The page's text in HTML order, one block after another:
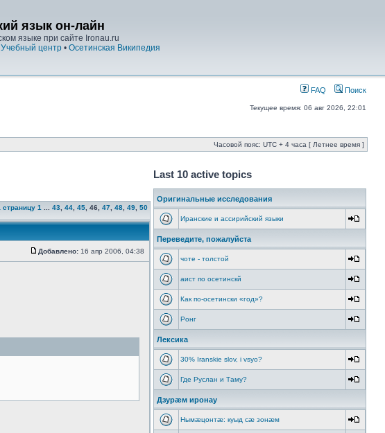
язык он-лайн
языке при сайте Ironau.ru
Учебный центр • Осетинская Википедия
FAQ Поиск
Текущее время: 06 авг 2026, 22:01
Часовой пояс: UTC + 4 часа [ Летнее время ]
страницу 1 43 44 45 46 47 48 49 50
Добавлено: 16 апр 2006, 04:38
Last 10 active topics
Оригинальные исследования
Иранские и ассирийский языки
Переведите, пожалуйста
чоте - толстой
аист по осетинскй
Как по-осетински «год»?
Ронг
Лексика
30% Iranskie slov, i vsyo?
Где Руслан и Таму?
Дзурæм иронау
Нымæцонтæ: куыд сæ зонæм